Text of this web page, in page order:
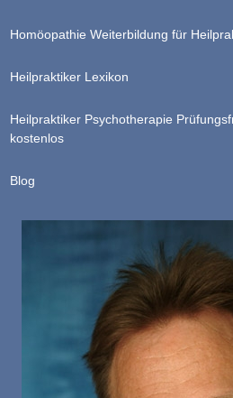
Homöopathie Weiterbildung für
Heilpraktiker Lexikon
Heilpraktiker Psychotherapie
kostenlos
Blog